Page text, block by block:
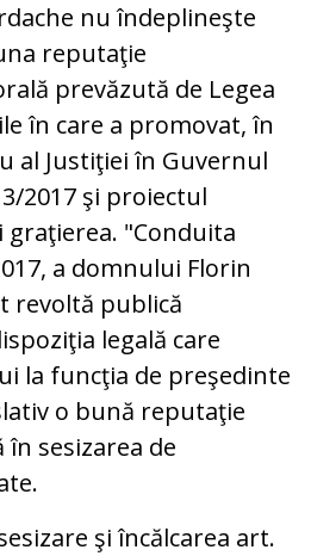
nu îndeplineşte
reputaţie
prevăzută de Legea
în care a promovat, în
al Justiţiei în Guvernul
2017 şi proiectul
"Conduita
a domnului Florin
revoltă publică
legală care
la funcţia de preşedinte
o bună reputaţie
în sesizarea de
şi încălcarea art.